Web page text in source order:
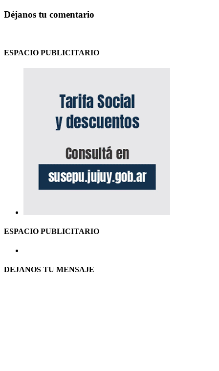
Déjanos tu comentario
ESPACIO PUBLICITARIO
ESPACIO PUBLICITARIO
DEJANOS TU MENSAJE